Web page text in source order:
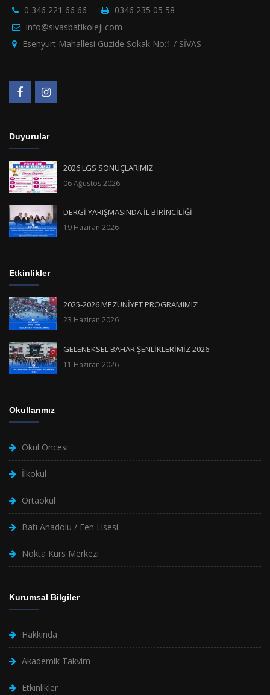
0 346 221 66 66
0346 235 05 58
info@sivasbatikoleji.com
Esenyurt Mahallesi Güzide Sokak No:1 / SİVAS
Duyurular
2026 LGS SONUÇLARIMIZ
06 Ağustos 2026
DERGİ YARIŞMASINDA İL BİRİNCİLİĞİ
19 Haziran 2026
Etkinlikler
2025-2026 MEZUNİYET PROGRAMIMIZ
23 Haziran 2026
GELENEKSEL BAHAR ŞENLİKLERİMİZ 2026
11 Haziran 2026
Okullarımız
Okul Öncesi
İlkokul
Ortaokul
Batı Anadolu / Fen Lisesi
Nokta Kurs Merkezi
Kurumsal Bilgiler
Hakkında
Akademik Takvim
Etkinlikler